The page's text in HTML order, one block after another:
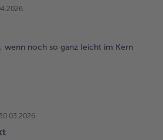
wenn noch so ganz leicht im Kern